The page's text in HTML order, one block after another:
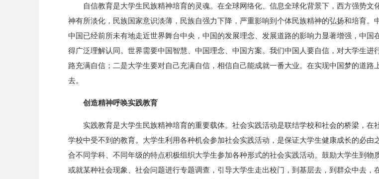
自信教育是大学生民族精神培育的灵魂。在全球网络化、信息全球化背景下，西方强势
神有所淡化，民族国家意识淡薄，民族自强力下降，严重影响到个体民族精神的弘扬和培育
中国已经前所未有地走近世界舞台中央，中国的发展理念、发展道路的影响力显著增强，中
得广泛理解认同。世界需要中国智慧、中国理念、中国方案。我们中国人要自信，对大学生
路充满自信；二是大学生要对自己充满自信，相信自己能成就一番大业。在实现中国梦的道
去。
创造精神呼唤实践教育
实践教育是大学生民族精神培育的重要载体。社会实践活动是联结学校和社会的桥梁，
学校中受不到的教育。大学生利用各种机会参加社会实践活动，是保证大学生健康成长的必
合不同学科、不同年级的特点积极组织大学生参加各种形式的社会实践活动。鼓励大学生到
或就某种社会现象、社会问题进行专题调查，引导大学生走出校门，到基层去，到群众中去